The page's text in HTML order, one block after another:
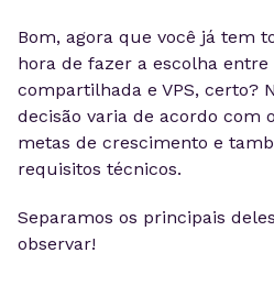
Bom, agora que você já tem
hora de fazer a escolha entre
compartilhada e VPS, certo?
decisão varia de acordo com
metas de crescimento e
requisitos técnicos.
Separamos os principais
observar!